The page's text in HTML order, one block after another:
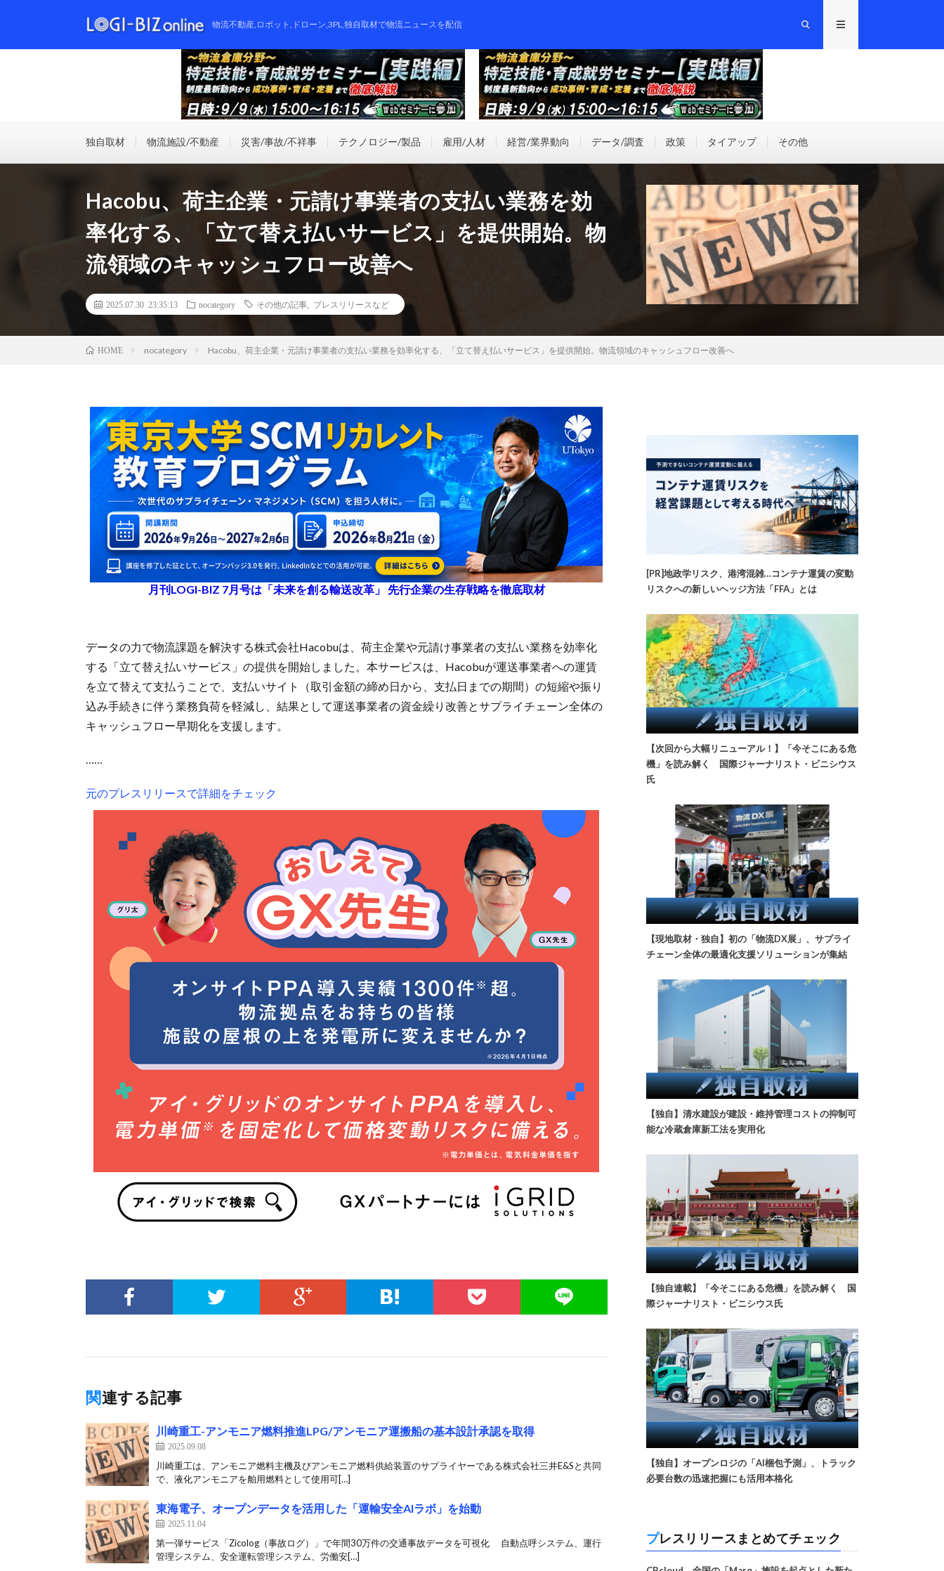
物流不動産,ロボット,ドローン,3PL,独自取材で物流ニュースを配信
独自取材 物流施設/不動産 災害/事故/不祥事 テクノロジー/製品 雇用/人材 経営/業界動向 データ/調査 政策 タイアップ その他
Hacobu、荷主企業・元請け事業者の支払い業務を効
率化する、「立て替え払いサービス」を提供開始。物
流領域のキャッシュフロー改善へ
2025.07.30 23:35:13 nocategory その他の記事 プレスリリースなど
HOME nocategory Hacobu、荷主企業・元請け事業者の支払い業務を効率化する、「立て替え払いサービス」を提供開始。物流領域のキャッシュフロー改善へ
月刊LOGI-BIZ 7月号は「未来を創る輸送改革」 先行企業の生存戦略を徹底取材
データの力で物流課題を解決する株式会社Hacobuは、荷主企業や元請け事業者の支払い業務を効率化
する「立て替え払いサービス」の提供を開始しました。本サービスは、Hacobuが運送事業者への運賃
を立て替えて支払うことで、支払いサイト（取引金額の締め日から、支払日までの期間）の短縮や振り
込み手続きに伴う業務負荷を軽減し、結果として運送事業者の資金繰り改善とサプライチェーン全体の
キャッシュフロー早期化を支援します。
……
元のプレスリリースで詳細をチェック
関連する記事
川崎重工-アンモニア燃料推進LPG/アンモニア運搬船の基本設計承認を取得
2025.09.08
川崎重工は、アンモニア燃料主機及びアンモニア燃料供給装置のサプライヤーである株式会社三井E&Sと共同
で、液化アンモニアを舶用燃料として使用可[…]
東海電子、オープンデータを活用した「運輸安全AIラボ」を始動
2025.11.04
第一弾サービス「Zicolog（事故ログ）」で年間30万件の交通事故データを可視化 自動点呼システム、運行
管理システム、安全運転管理システム、労働安[…]
[PR]地政学リスク、港湾混雑…コンテナ運賃の変動
リスクへの新しいヘッジ方法「FFA」とは
【次回から大幅リニューアル！】「今そこにある危
機」を読み解く 国際ジャーナリスト・ビニシウス
氏
【現地取材・独自】初の「物流DX展」、サプライ
チェーン全体の最適化支援ソリューションが集結
【独自】清水建設が建設・維持管理コストの抑制可
能な冷蔵倉庫新工法を実用化
【独自連載】「今そこにある危機」を読み解く 国
際ジャーナリスト・ビニシウス氏
【独自】オープンロジの「AI梱包予測」、トラック
必要台数の迅速把握にも活用本格化
プレスリリースまとめてチェック